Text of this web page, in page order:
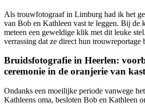
Als trouwfotograaf in Limburg had ik het
van Bob en Kathleen vast te leggen. Bij de
meteen een geweldige klik met dit leuke
verrassing dat ze direct hun trouwreportage
Bruidsfotografie in Heerlen:
ceremonie in de oranjerie van
Ondanks een moeilijke periode vanwege
Kathleens oma, besloten Bob en Kathleen